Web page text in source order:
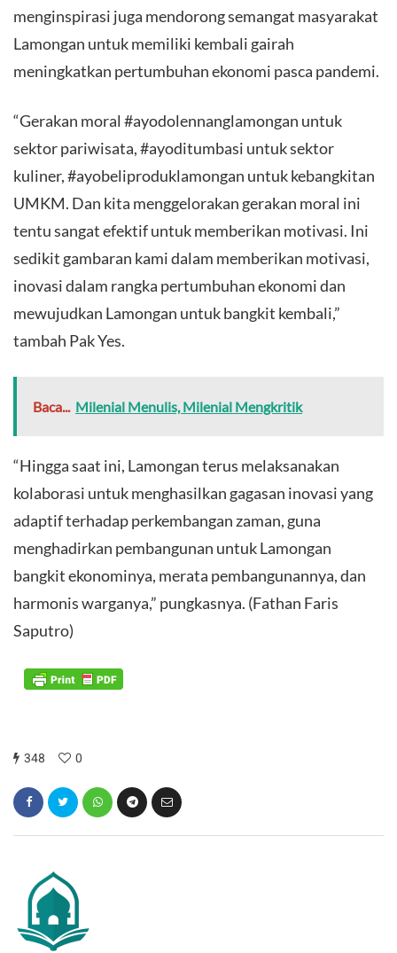
menginspirasi juga mendorong semangat masyarakat
Lamongan untuk memiliki kembali gairah
meningkatkan pertumbuhan ekonomi pasca pandemi.
“Gerakan moral #ayodolennanglamongan untuk
sektor pariwisata, #ayoditumbasi untuk sektor
kuliner, #ayobeliproduklamongan untuk kebangkitan
UMKM. Dan kita menggelorakan gerakan moral ini
tentu sangat efektif untuk memberikan motivasi. Ini
sedikit gambaran kami dalam memberikan motivasi,
inovasi dalam rangka pertumbuhan ekonomi dan
mewujudkan Lamongan untuk bangkit kembali,”
tambah Pak Yes.
Baca... Milenial Menulis, Milenial Mengkritik
“Hingga saat ini, Lamongan terus melaksanakan
kolaborasi untuk menghasilkan gagasan inovasi yang
adaptif terhadap perkembangan zaman, guna
menghadirkan pembangunan untuk Lamongan
bangkit ekonominya, merata pembangunannya, dan
harmonis warganya,” pungkasnya. (Fathan Faris
Saputro)
348 0